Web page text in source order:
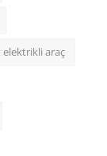
elektrikli araç